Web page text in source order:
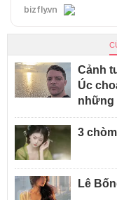
bizfly.vn
Cảnh
Úc
những
3
Lê